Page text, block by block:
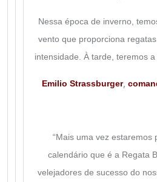
Nessa época de inverno,
vento que proporciona
intensidade. À tarde, teremos
Emilio Strassburger,
“Mais uma vez
calendário que é a Regata
velejadores de sucesso do